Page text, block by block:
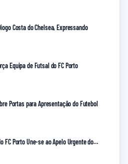
Costa do Chelsea, Expressando
Equipa de Futsal do FC Porto
Portas para Apresentação do Futebol
FC Porto Une-se ao Apelo Urgente do…